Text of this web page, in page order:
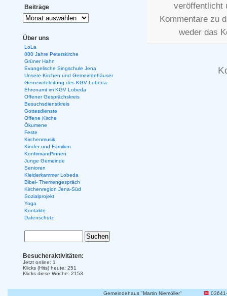
veröffentlicht
Kommentare zu
weder das
Beiträge
Über uns
LoLa
800 Jahre Peterskirche
Grüner Hahn
Evangelische Singschule Jena
Unsere Kirchen und Gemeindehäuser
Gemeindeleitung des KGV Lobeda
Ehrenamt im KGV Lobeda
Offener Gesprächskreis
Besuchsdienstkreis
Gottesdienste
Offene Kirche
Ökumene
Feste
Kirchenmusik
Kinder und Familien
Konfirmand*innen
Junge Gemeinde
Senioren
Kleiderkammer Lobeda
Bibel- Themengespräch
Kirchenregion Jena-Süd
Sozialprojekt
Yoga
Kontakte
Datenschutz
Besucheraktivitäten:
Jetzt online: 1
Klicks (Hits) heute: 251
Klicks diese Woche: 2153
Gemeindehaus "Martin Niemöller"